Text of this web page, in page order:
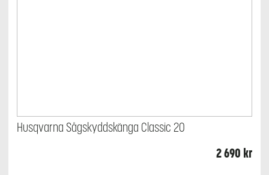
Husqvarna Sågskyddskänga Classic 20
2 690 kr